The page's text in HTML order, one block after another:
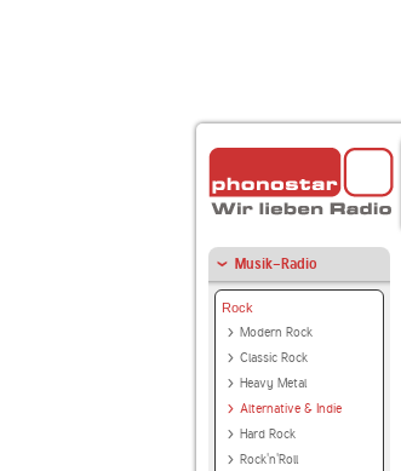
Musik-Radio
Rock
Modern Rock
Classic Rock
Heavy Metal
Alternative & Indie
Hard Rock
Rock'n'Roll